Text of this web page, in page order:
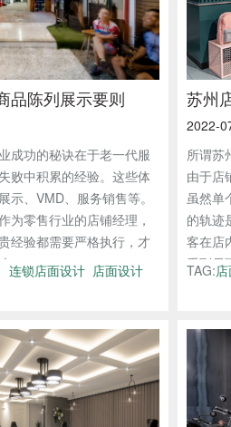
品陈列展示要则
成功的秘诀在于老一代服
败中积累的经验。这些体
示、VMD、服务销售等。
为零售行业的店铺经理，
经验都需要严格执行，才
...
连锁店面设计 店面设计
苏州
2022-
所谓苏
由于店
虽然单
的轨迹
客在店
看到尽
TAG: